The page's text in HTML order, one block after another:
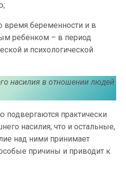
беременности и в
ребенком – в период
и психологической
насилия в отношении людей
практически
насилия, что и остальные,
над ними принимает
причины и приводит к